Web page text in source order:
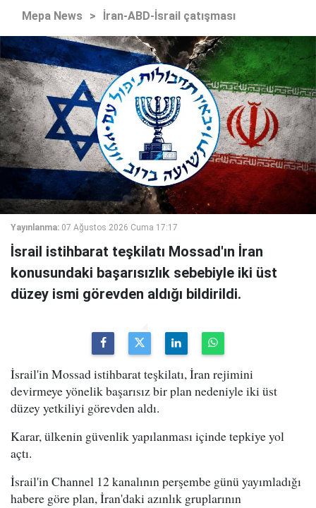
Mepa News > İran-ABD-İsrail çatışması
Yayınlanma: 07 Ağustos 2026 Cuma 17:17
İsrail istihbarat teşkilatı Mossad'ın İran
konusundaki başarısızlık sebebiyle iki üst
düzey ismi görevden aldığı bildirildi.
İsrail'in Mossad istihbarat teşkilatı, İran rejimini
devirmeye yönelik başarısız bir plan nedeniyle iki üst
düzey yetkiliyi görevden aldı.
Karar, ülkenin güvenlik yapılanması içinde tepkiye yol
açtı.
İsrail'in Channel 12 kanalının perşembe günü yayımladığı
habere göre plan, İran'daki azınlık gruplarının